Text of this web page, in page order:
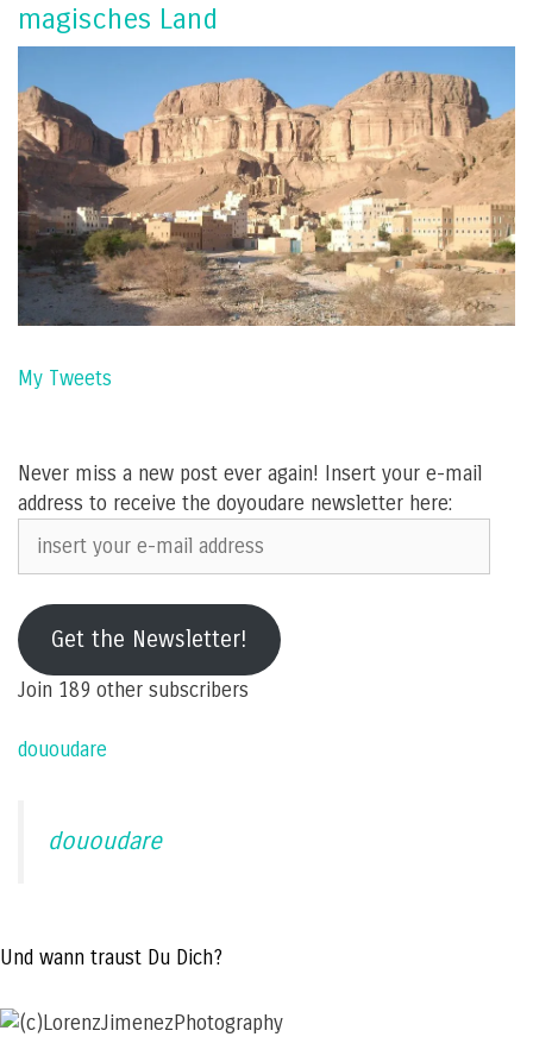
magisches Land
My Tweets
Never miss a new post ever again! Insert your e-mail
address to receive the doyoudare newsletter here:
insert
your
mail
addressGet the Newsletter!
Join 189 other subscribers
dououdare
dououdare
Und wann traust Du Dich?